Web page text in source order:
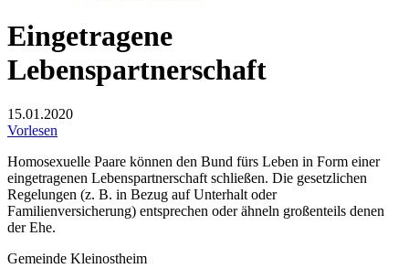
Eingetragene
Lebenspartnerschaft
15.01.2020
Vorlesen
Homosexuelle Paare können den Bund fürs Leben in Form einer
eingetragenen Lebenspartnerschaft schließen. Die gesetzlichen
Regelungen (z. B. in Bezug auf Unterhalt oder
Familienversicherung) entsprechen oder ähneln großenteils denen
der Ehe.
Gemeinde Kleinostheim